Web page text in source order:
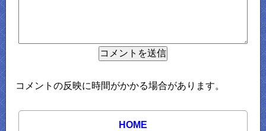
コメントの反映に時間がかかる場合があります。
HOME